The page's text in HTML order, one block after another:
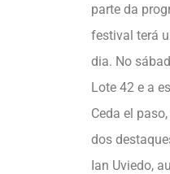
parte da
festival terá
dia. No
Lote 42 e a
Ceda el
dos
Ian Uviedo,